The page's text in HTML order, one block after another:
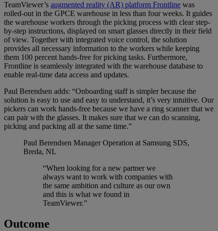
TeamViewer’s augmented reality (AR) platform Frontline was
rolled-out in the GPCE warehouse in less than four weeks. It guides
the warehouse workers through the picking process with clear step-
by-step instructions, displayed on smart glasses directly in their field
of view. Together with integrated voice control, the solution
provides all necessary information to the workers while keeping
them 100 percent hands-free for picking tasks. Furthermore,
Frontline is seamlessly integrated with the warehouse database to
enable real-time data access and updates.
Paul Berendsen adds: “Onboarding staff is simpler because the
solution is easy to use and easy to understand, it’s very intuitive. Our
pickers can work hands-free because we have a ring scanner that we
can pair with the glasses. It makes sure that we can do scanning,
picking and packing all at the same time.”
Paul Berendsen Manager Operation at Samsung SDS,
Breda, NL
“When looking for a new partner we
always want to work with companies with
the same ambition and culture as our own
and this is what we found in
TeamViewer.”
Outcome